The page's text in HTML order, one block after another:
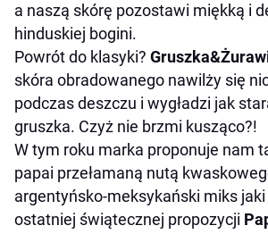
a naszą skórę pozostawi miękką i
hinduskiej bogini.
Powrót do klasyki?
skóra obradowanego nawilży się
podczas deszczu i wygładzi jak
gruszka. Czyż nie brzmi kusząco?!
W tym roku marka proponuje nam
papai przełamaną nutą
argentyńsko-meksykański miks
ostatniej świątecznej propozycji